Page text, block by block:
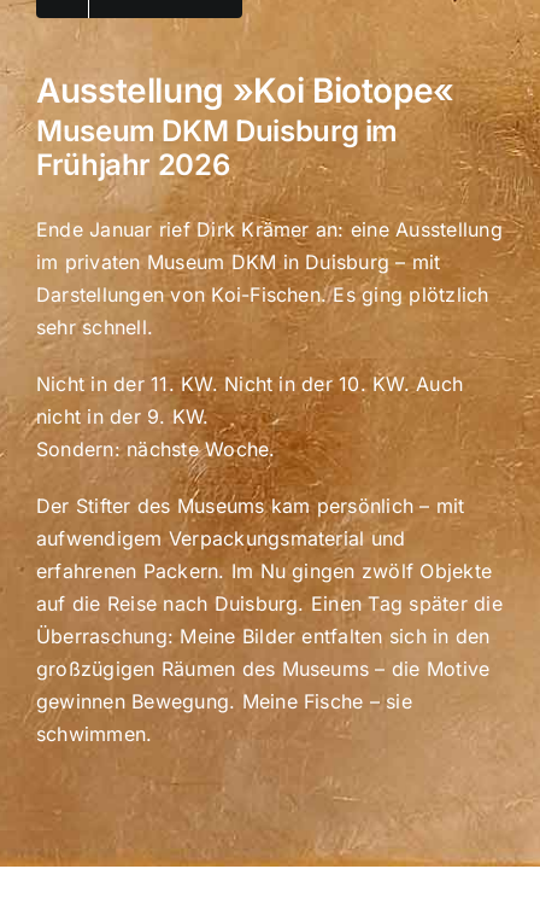
Ausstellung »Koi Biotope«
Museum DKM Duisburg im
Frühjahr 2026
Ende Januar rief Dirk Krämer an: eine Ausstellung
im privaten Museum DKM in Duisburg – mit
Darstellungen von Koi-Fischen. Es ging plötzlich
sehr schnell.
Nicht in der 11. KW. Nicht in der 10. KW. Auch
nicht in der 9. KW.
Sondern: nächste Woche.
Der Stifter des Museums kam persönlich – mit
aufwendigem Verpackungsmaterial und
erfahrenen Packern. Im Nu gingen zwölf Objekte
auf die Reise nach Duisburg. Einen Tag später die
Überraschung: Meine Bilder entfalten sich in den
großzügigen Räumen des Museums – die Motive
gewinnen Bewegung. Meine Fische – sie
schwimmen.